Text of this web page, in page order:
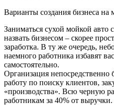
Варианты создания бизнеса
Заниматься сухой мойкой авто
назвать бизнесом – скорее
заработка. В ту же очередь,
наемного работника избавят
самостоятельно.
Организация непосредственно
работу по поиску клиентов,
«производства». Всю черную
работникам за 40% от выручки.